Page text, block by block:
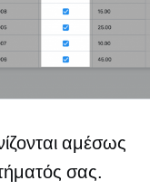
αμέσως
σας.